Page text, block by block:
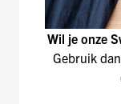
Wil je onze
Gebruik